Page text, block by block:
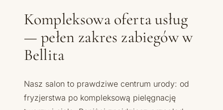
Kompleksowa oferta usług
— pełen zakres zabiegów w
Bellita
Nasz salon to prawdziwe centrum urody: od
fryzjerstwa po kompleksową pielęgnację